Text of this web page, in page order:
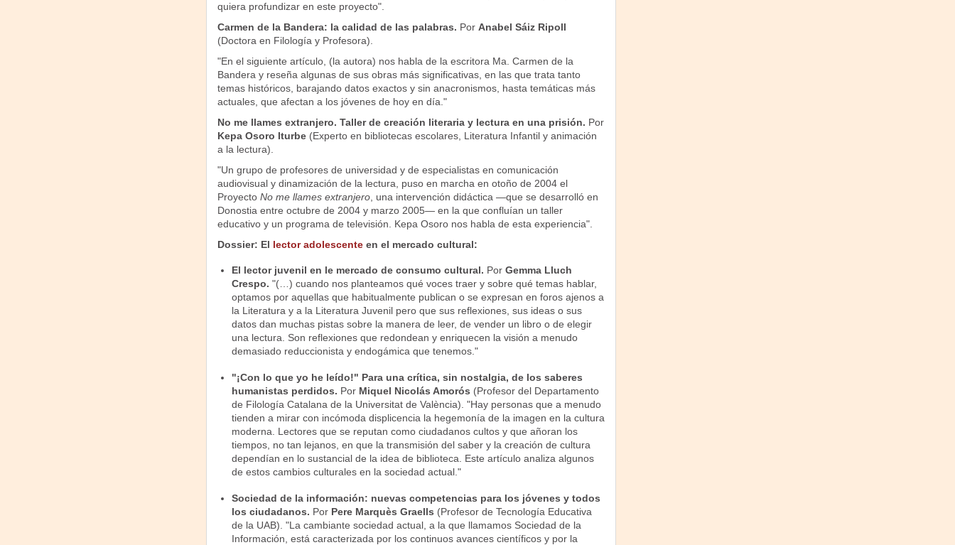
quiera profundizar en este proyecto".
Carmen de la Bandera: la calidad de las palabras. Por Anabel Sáiz Ripoll
(Doctora en Filología y Profesora).
"En el siguiente artículo, (la autora) nos habla de la escritora Ma. Carmen de la
Bandera y reseña algunas de sus obras más significativas, en las que trata tanto
temas históricos, barajando datos exactos y sin anacronismos, hasta temáticas más
actuales, que afectan a los jóvenes de hoy en día."
No me llames extranjero. Taller de creación literaria y lectura en una prisión. Por
Kepa Osoro Iturbe (Experto en bibliotecas escolares, Literatura Infantil y animación
a la lectura).
"Un grupo de profesores de universidad y de especialistas en comunicación
audiovisual y dinamización de la lectura, puso en marcha en otoño de 2004 el
Proyecto No me llames extranjero, una intervención didáctica —que se desarrolló en
Donostia entre octubre de 2004 y marzo 2005— en la que confluían un taller
educativo y un programa de televisión. Kepa Osoro nos habla de esta experiencia".
Dossier: El lector adolescente en el mercado cultural:
El lector juvenil en le mercado de consumo cultural. Por Gemma Lluch
Crespo. "(…) cuando nos planteamos qué voces traer y sobre qué temas hablar,
optamos por aquellas que habitualmente publican o se expresan en foros ajenos a
la Literatura y a la Literatura Juvenil pero que sus reflexiones, sus ideas o sus
datos dan muchas pistas sobre la manera de leer, de vender un libro o de elegir
una lectura. Son reflexiones que redondean y enriquecen la visión a menudo
demasiado reduccionista y endogámica que tenemos."
"¡Con lo que yo he leído!" Para una crítica, sin nostalgia, de los saberes
humanistas perdidos. Por Miquel Nicolás Amorós (Profesor del Departamento
de Filología Catalana de la Universitat de València). "Hay personas que a menudo
tienden a mirar con incómoda displicencia la hegemonía de la imagen en la cultura
moderna. Lectores que se reputan como ciudadanos cultos y que añoran los
tiempos, no tan lejanos, en que la transmisión del saber y la creación de cultura
dependían en lo sustancial de la idea de biblioteca. Este artículo analiza algunos
de estos cambios culturales en la sociedad actual."
Sociedad de la información: nuevas competencias para los jóvenes y todos
los ciudadanos. Por Pere Marquès Graells (Profesor de Tecnología Educativa
de la UAB). "La cambiante sociedad actual, a la que llamamos Sociedad de la
Información, está caracterizada por los continuos avances científicos y por la